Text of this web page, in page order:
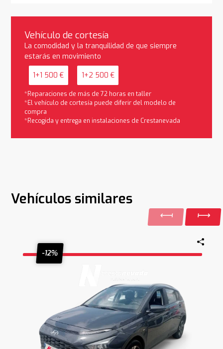
Vehículo de cortesía
La comodidad y la tranquilidad de que siempre
estarás en movimiento
1+1 500 € 1+2 500 €
*Reparaciones de más de 72 horas en taller
*El vehículo de cortesía puede diferir del modelo de
compra
*Recogida y entrega en instalaciones de Crestanevada
Vehículos similares
-12%